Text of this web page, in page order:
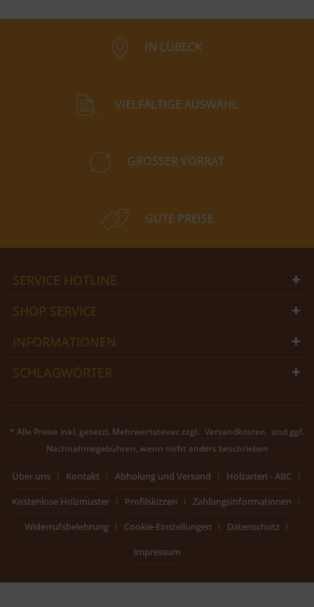
IN LÜBECK
VIELFÄLTIGE AUSWAHL
GROSSER VORRAT
GUTE PREISE
SERVICE HOTLINE
SHOP SERVICE
INFORMATIONEN
SCHLAGWÖRTER
* Alle Preise inkl. gesetzl. Mehrwertsteuer zzgl. Versandkosten und ggf.
Nachnahmegebühren, wenn nicht anders beschrieben
Über uns Kontakt Abholung und Versand
Holzarten - ABC
Kostenlose Holzmuster
Profilskizzen
Zahlungsinformationen
Widerrufsbelehrung
Cookie-Einstellungen
Datenschutz
Impressum